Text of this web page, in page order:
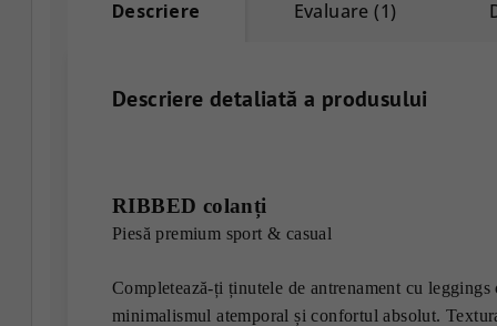
Descriere Evaluare (1)
Descriere detaliată a produsului
RIBBED colanți
Piesă premium sport & casual
Completează-ți ținutele de antrenament cu
minimalismul atemporal și confortul absolut.